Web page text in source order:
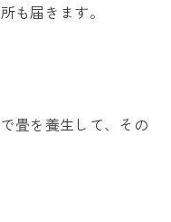
も届きます。
畳を養生して、その